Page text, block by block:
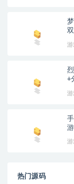
游
+
游
游
热门源码